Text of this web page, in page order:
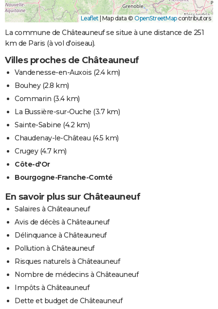
Leaflet Map data © OpenStreetMapcontributors
La commune de Châteauneuf se situe à une distance de 251
km de Paris (à vol d'oiseau).
Villes proches de Châteauneuf
Vandenesse-en-Auxois (2.4 km)
Bouhey(2.8 km)
Commarin (3.4 km)
La Bussière-sur-Ouche (3.7 km)
Sainte-Sabine (4.2 km)
Chaudenay-le-Château (4.5 km)
Crugey(4.7 km)
Côte-d'Or
Bourgogne-Franche-Comté
En savoir plus sur Châteauneuf
Salaires à Châteauneuf
Avis de décès à Châteauneuf
Délinquance à Châteauneuf
Pollution à Châteauneuf
Risques naturels à Châteauneuf
Nombre de médecins à Châteauneuf
Impôts à Châteauneuf
Dette et budget de Châteauneuf